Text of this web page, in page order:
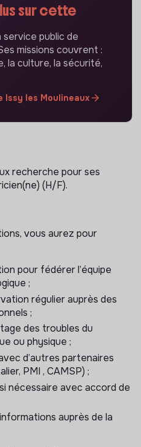
sur cette
public de
missions couvrent :
la culture, la sécurité,
Issy les Moulineaux
recherche pour ses
(H/F).
vous aurez pour
pour fédérer l’équipe
;
régulier auprès des
;
des troubles du
ou physique ;
d’autres partenaires
PMI , CAMSP) ;
nécessaire avec accord de
auprès de la